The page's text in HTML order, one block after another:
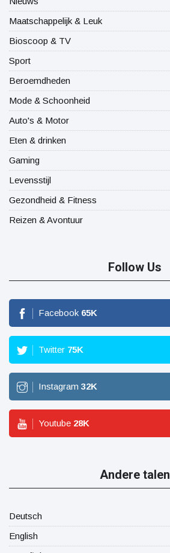
Maatschappelijk & Leuk
Bioscoop & TV
Sport
Beroemdheden
Mode & Schoonheid
Auto's & Motor
Eten & drinken
Gaming
Levensstijl
Gezondheid & Fitness
Reizen & Avontuur
Follow Us
Facebook 65K
Twitter 75K
Instagram 32K
Youtube 28K
Andere talen
Deutsch
English